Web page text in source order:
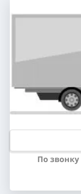
По звонку